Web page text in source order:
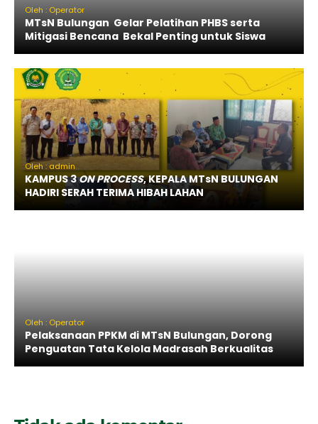
Oleh : Operator
MTsN Bulungan Gelar Pelatihan PHBS serta
Mitigasi Bencana Bekal Penting untuk Siswa
Oleh : admin
KAMPUS 3ON PROCESS, KEPALA MTsN BULUNGAN
HADIRI SERAH TERIMA HIBAH LAHAN
Oleh : Operator
Pelaksanaan PPKM di MTsN Bulungan, Dorong
Penguatan Tata Kelola Madrasah Berkualitas